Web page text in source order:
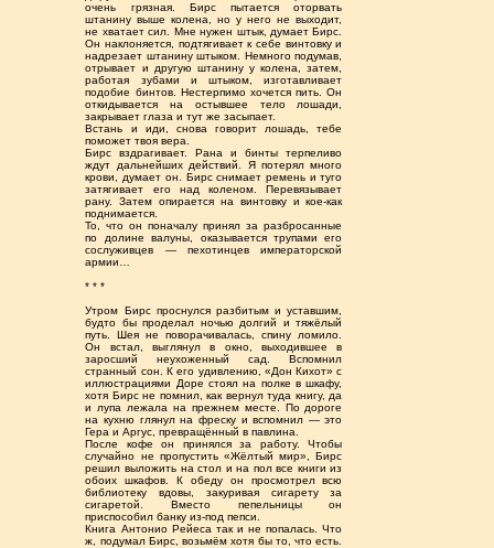
очень грязная. Бирс пытается оторвать
штанину выше колена, но у него не выходит,
не хватает сил. Мне нужен штык, думает Бирс.
Он наклоняется, подтягивает к себе винтовку и
надрезает штанину штыком. Немного подумав,
отрывает и другую штанину у колена, затем,
работая зубами и штыком, изготавливает
подобие бинтов. Нестерпимо хочется пить. Он
откидывается на остывшее тело лошади,
закрывает глаза и тут же засыпает.
Встань и иди, снова говорит лошадь, тебе
поможет твоя вера.
Бирс вздрагивает. Рана и бинты терпеливо
ждут дальнейших действий. Я потерял много
крови, думает он. Бирс снимает ремень и туго
затягивает его над коленом. Перевязывает
рану. Затем опирается на винтовку и кое-как
поднимается.
То, что он поначалу принял за разбросанные
по долине валуны, оказывается трупами его
сослуживцев — пехотинцев императорской
армии…
* * *
Утром Бирс проснулся разбитым и уставшим,
будто бы проделал ночью долгий и тяжёлый
путь. Шея не поворачивалась, спину ломило.
Он встал, выглянул в окно, выходившее в
заросший неухоженный сад. Вспомнил
странный сон. К его удивлению, «Дон Кихот» с
иллюстрациями Доре стоял на полке в шкафу,
хотя Бирс не помнил, как вернул туда книгу, да
и лупа лежала на прежнем месте. По дороге
на кухню глянул на фреску и вспомнил — это
Гера и Аргус, превращённый в павлина.
После кофе он принялся за работу. Чтобы
случайно не пропустить «Жёлтый мир», Бирс
решил выложить на стол и на пол все книги из
обоих шкафов. К обеду он просмотрел всю
библиотеку вдовы, закуривая сигарету за
сигаретой. Вместо пепельницы он
приспособил банку из-под пепси.
Книга Антонио Рейеса так и не попалась. Что
ж, подумал Бирс, возьмём хотя бы то, что есть.